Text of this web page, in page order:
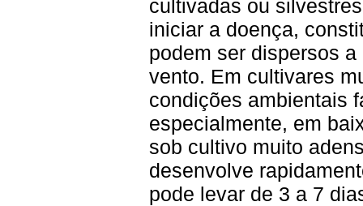
cultivadas ou
iniciar a doença,
podem ser dispersos
vento. Em cultivares
condições ambientais
especialmente, em
sob cultivo muito
desenvolve
pode levar de 3 a 7